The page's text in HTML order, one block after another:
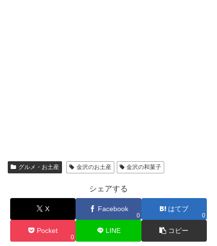
グルメ・お土産 金沢のお土産 金沢の和菓子
シェアする
X Facebook
0
はてブ
0
Pocket
0
LINE コピー